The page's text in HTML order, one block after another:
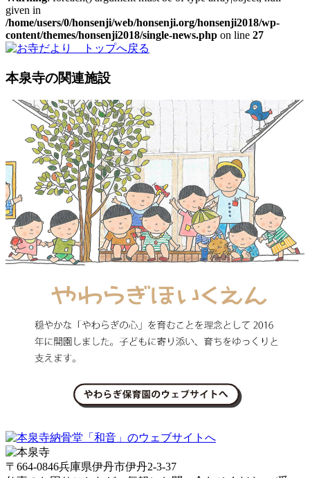
given in
/home/users/0/honsenji/web/honsenji.org/honsenji2018/wp-
content/themes/honsenji2018/single-news.php on line 27
本泉寺の関連施設
〒664-0846兵庫県伊丹市伊丹2-3-37